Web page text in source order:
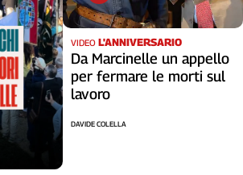
VIDEO L'ANNIVERSARIO
Da Marcinelle un appello
per fermare le morti sul
lavoro
DAVIDE COLELLA